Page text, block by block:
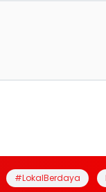
#LokalBerdaya